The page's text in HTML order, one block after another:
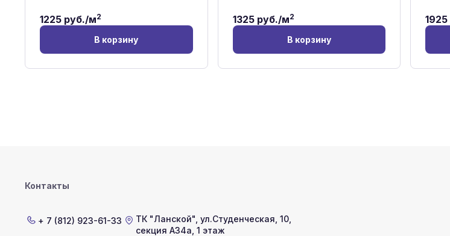
1225 руб./м2
В корзину
1325руб./м2
В корзину
1925
Контакты
+ 7 (812) 923-61-33 ТК "Ланской" ул.Студенческая, 10,
секция А34а, 1 этаж